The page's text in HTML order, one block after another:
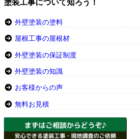
塗装工事について知ろう！
外壁塗装の塗料
屋根工事の屋根材
外壁塗装の保証制度
外壁塗装の知識
お客様からの声
無料お見積